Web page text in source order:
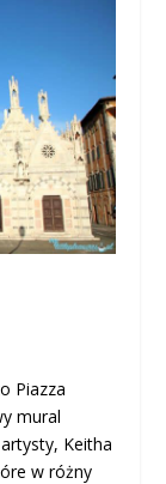
Piazza
mural
Keitha
w różny